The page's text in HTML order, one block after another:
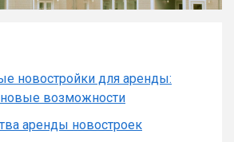
новостройки для аренды:
возможности
аренды новостроек